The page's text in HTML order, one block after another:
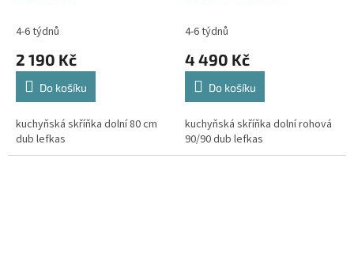
4-6 týdnů
2 190 Kč
Do košíku
kuchyňská skříňka dolní 80 cm
dub lefkas
4-6 týdnů
4 490 Kč
Do košíku
kuchyňská skříňka dolní rohová
90/90 dub lefkas